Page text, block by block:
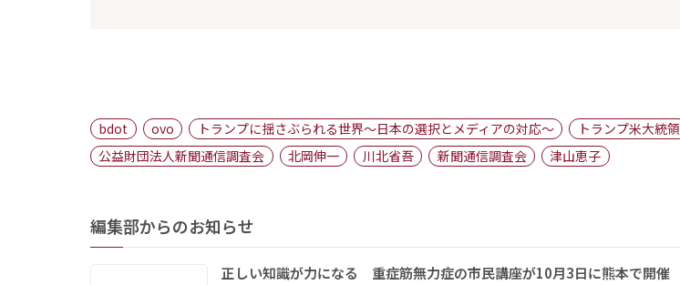
bdot ovo トランプに揺さぶられる世界～日本の選択とメディアの対応～ トランプ米大統領
公益財団法人新聞通信調査会
北岡伸一 川北省吾 新聞通信調査会 津山恵子
編集部からのお知らせ
正しい知識が力になる 重症筋無力症の市民講座が10月3日に熊本で開催